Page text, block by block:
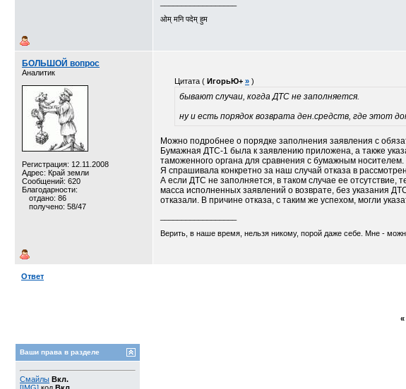
ओम् मनि पदेम् हुम
БОЛЬШОЙ вопрос
Аналитик
Регистрация: 12.11.2008
Адрес: Край земли
Сообщений: 620
Благодарности:
отдано: 86
получено: 58/47
Цитата ( ИгорьЮ+ » )
бывают случаи, когда ДТС не заполняется.
ну и есть порядок возврата ден.средств, где этот
Можно подробнее о порядке заполнения заявления с
Бумажная ДТС-1 была к заявлению приложена, а также
таможенного органа для сравнения с бумажным носителем.
Я спрашивала конкретно за наш случай отказа в
А если ДТС не заполняется, в таком случае ее
масса исполненных заявлений о возврате, без указания
отказали. В причине отказа, с таким же успехом, могли
Верить, в наше время, нельзя никому, порой даже себе. Мне -
Ответ
«
Ваши права в разделе
Смайлы Вкл.